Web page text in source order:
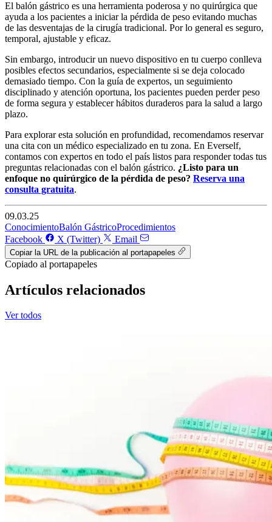
El balón gástrico es una herramienta poderosa y no quirúrgica que
ayuda a los pacientes a iniciar la pérdida de peso evitando muchas
de las desventajas de la cirugía tradicional. Por lo general es seguro,
temporal, ajustable y eficaz.
Sin embargo, introducir un nuevo dispositivo en tu cuerpo conlleva
posibles efectos secundarios, especialmente si se deja colocado
demasiado tiempo. Con la guía de expertos, un seguimiento
disciplinado y atención oportuna, los pacientes pueden perder peso
de forma segura y establecer hábitos duraderos para la salud a largo
plazo.
Para explorar esta solución en profundidad, recomendamos reservar
una cita con un médico especializado en tu zona. En Everself,
contamos con expertos en todo el país listos para responder todas tus
preguntas relacionadas con el balón gástrico. ¿Listo para un
enfoque no quirúrgico de la pérdida de peso? Reserva una
consulta gratuita.
09.03.25
ConocimientoBalón GástricoProcedimientos
Facebook
X (Twitter) Email
Copiar la URL de la publicación al portapapeles
Copiado al portapapeles
Artículos relacionados
Ver todos